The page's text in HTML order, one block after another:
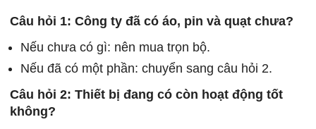
Câu hỏi 1: Công ty đã có áo, pin và quạt chưa?
Nếu chưa có gì: nên mua trọn bộ.
Nếu đã có một phần: chuyển sang câu hỏi 2.
Câu hỏi 2: Thiết bị đang có còn hoạt động tốt
không?